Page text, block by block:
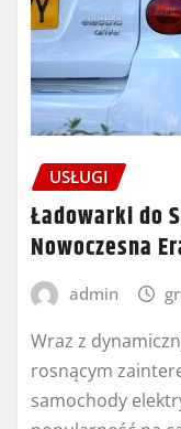
USŁUGI
Ładowarki do
Nowoczesna
admin
Wraz z
rosnącym
samochody